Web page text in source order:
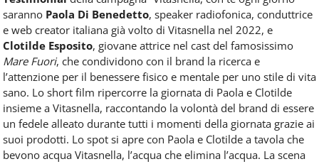
saranno Paola Di Benedetto, speaker radiofonica, conduttrice
e web creator italiana già volto di Vitasnella nel 2022, e
Clotilde Esposito, giovane attrice nel cast del famosissimo
Mare Fuori, che condividono con il brand la ricerca e
l’attenzione per il benessere fisico e mentale per uno stile di vita
sano. Lo short film ripercorre la giornata di Paola e Clotilde
insieme a Vitasnella, raccontando la volontà del brand di essere
un fedele alleato durante tutti i momenti della giornata grazie ai
suoi prodotti. Lo spot si apre con Paola e Clotilde a tavola che
bevono acqua Vitasnella, l’acqua che elimina l’acqua. La scena